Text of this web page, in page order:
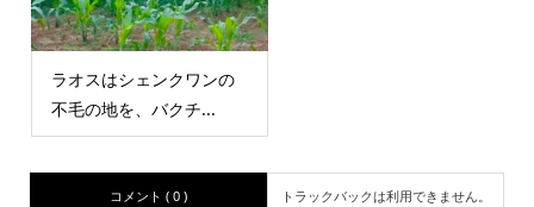
ラオスはシェンクワンの
不毛の地を、バクチ...
コメント ( 0 ) トラックバックは利用できません。